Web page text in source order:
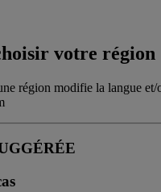
votre région
région modifie la langue et/